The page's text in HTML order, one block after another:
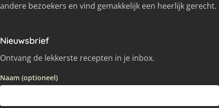
andere bezoekers en vind gemakkelijk een heerlijk gerecht.
Nieuwsbrief
Ontvang de lekkerste recepten in je inbox.
Naam (optioneel)